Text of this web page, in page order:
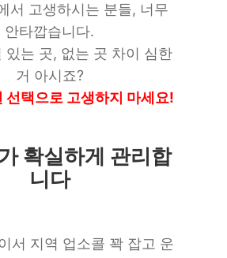
서 고생하시는 분들, 너무
안타깝습니다.
있는 곳, 없는 곳 차이 심한
거 아시죠?
선택으로 고생하지 마세요!
확실하게 관리합
니다
서 지역 업소콜 꽉 잡고 운